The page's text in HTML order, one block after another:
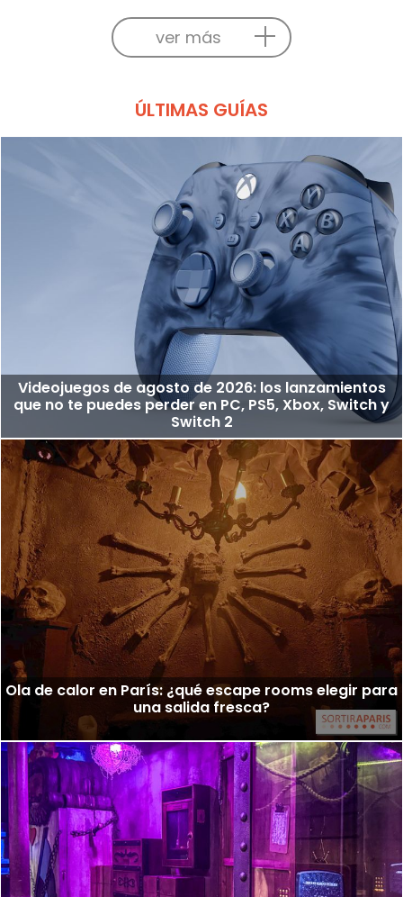
ver más
ÚLTIMAS GUÍAS
Videojuegos de agosto de 2026: los lanzamientos
que no te puedes perder en PC, PS5, Xbox, Switch y
Switch 2
Ola de calor en París: ¿qué escape rooms elegir para
una salida fresca?